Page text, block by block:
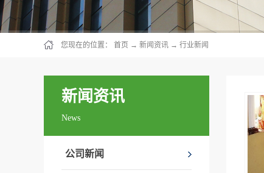
您现在的位置： 首页 → 新闻资讯 → 行业新闻
新闻资讯
News
公司新闻